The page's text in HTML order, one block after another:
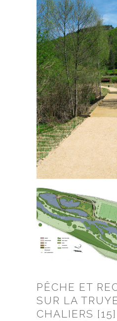
PÊCHE ET
SUR LA
CHALIERS [15]